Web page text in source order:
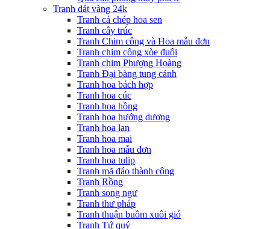
Tranh dát vàng 24k
Tranh cá chép hoa sen
Tranh cây trúc
Tranh Chim công và Hoa mẫu đơn
Tranh chim công xòe đuôi
Tranh chim Phượng Hoàng
Tranh Đại bàng tung cánh
Tranh hoa bách hợp
Tranh hoa cúc
Tranh hoa hồng
Tranh hoa hướng dương
Tranh hoa lan
Tranh hoa mai
Tranh hoa mẫu đơn
Tranh hoa tulip
Tranh mã đáo thành công
Tranh Rồng
Tranh song ngư
Tranh thư pháp
Tranh thuận buồm xuôi gió
Tranh Tứ quý